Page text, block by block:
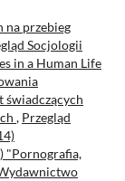
na przebieg
Socjologii
in a Human Life
świadczących
, Przegląd
"Pornografia,